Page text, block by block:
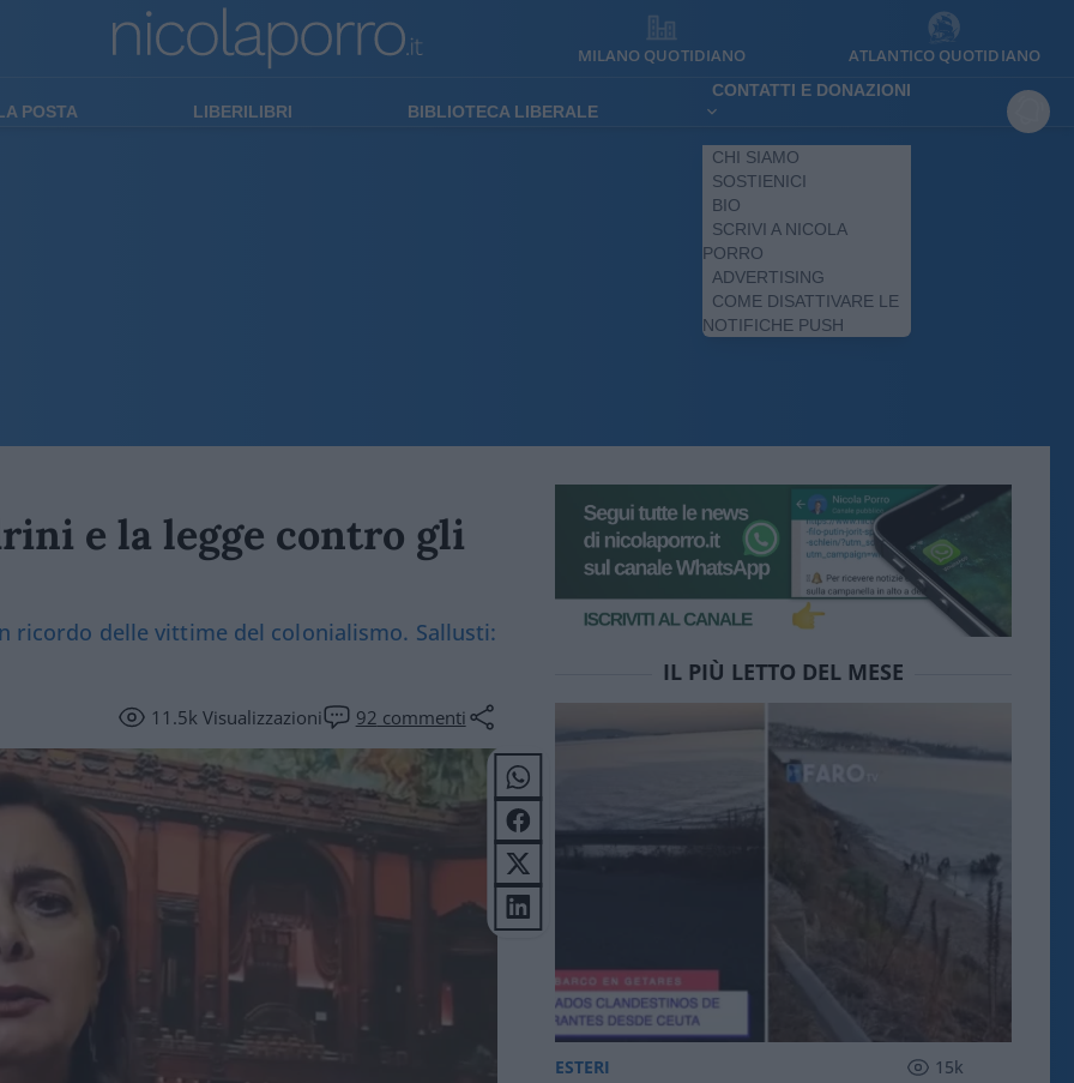
MILANO QUOTIDIANO ATLANTICO QUOTIDIANO
POSTA LIBERILIBRI BIBLIOTECA LIBERALE
CONTATTI E DONAZIONI
CHI SIAMO
SOSTIENICI
BIO
SCRIVI A NICOLA
PORRO
ADVERTISING
COME DISATTIVARE LE
NOTIFICHE PUSH
e la legge contro gli
ricordo delle vittime del colonialismo. Sallusti:
11.5kVisualizzazioni 92 commenti
IL PIÙ LETTO DEL MESE
ESTERI 15k